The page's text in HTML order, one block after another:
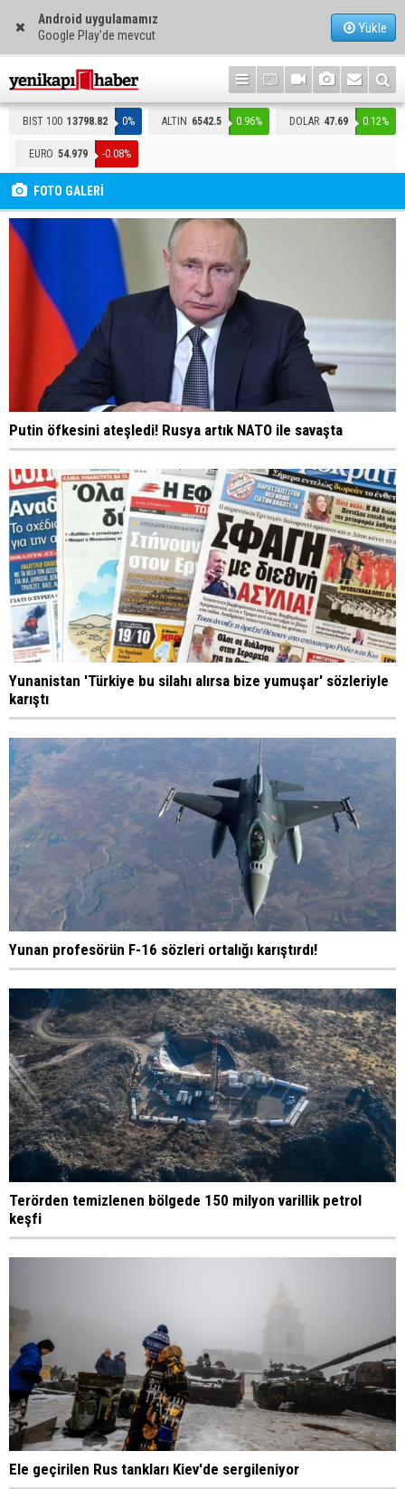
Android uygulamamız
Google Play'de mevcut
Yükle
BIST 100 13798.82 0% ALTIN 6542.5 0.96% DOLAR 47.69 0.12%
EURO 54.979 -0.08%
FOTO GALERİ
Putin öfkesini ateşledi! Rusya artık NATO ile savaşta
Yunanistan 'Türkiye bu silahı alırsa bize yumuşar' sözleriyle
karıştı
Yunan profesörün F-16 sözleri ortalığı karıştırdı!
Terörden temizlenen bölgede 150 milyon varillik petrol
keşfi
Ele geçirilen Rus tankları Kiev'de sergileniyor